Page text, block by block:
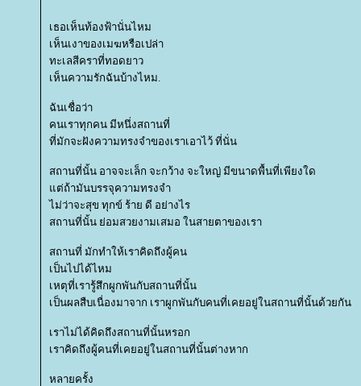
เธอเห็นท้องฟ้านั่นไหม
เห็นเงาของเมฆหรือเปล่า
ทะเลสีคราที่ทอดยาว
เห็นความรักฉันบ้างไหม.
ฉันเชื่อว่า
คนเราทุกคน มีหนึ่งสถานที่
ที่มักจะฝังความทรงจำของเราเอาไว้ ที่นั่น
สถานที่นั้น อาจจะเล็ก จะกว้าง จะใหญ่ มีขนาดพื้นที่เพียงใด
ต่ถ้ามันบรรจุความทรงจำ
ไม่ว่าจะสุข ทุกข์ ร้าย ดี อย่างไร
สถานที่นั้น ย่อมสวยงามเสมอ ในสายตาของเรา
สถานที่ มักทำให้เราคิดถึงผู้คน
เป็นไปได้ไหม
เหตุที่เรารู้สึกผูกพันกับสถานที่นั้น
เป็นผลสืบเนื่องมาจาก เราผูกพันกับคนที่เคยอยู่ในสถานที่นั้นด้วยกัน
เราไม่ได้คิดถึงสถานที่นั้นหรอก
เราคิดถึงผู้คนที่เคยอยู่ในสถานที่นั้นต่างหาก
หลายครั้ง